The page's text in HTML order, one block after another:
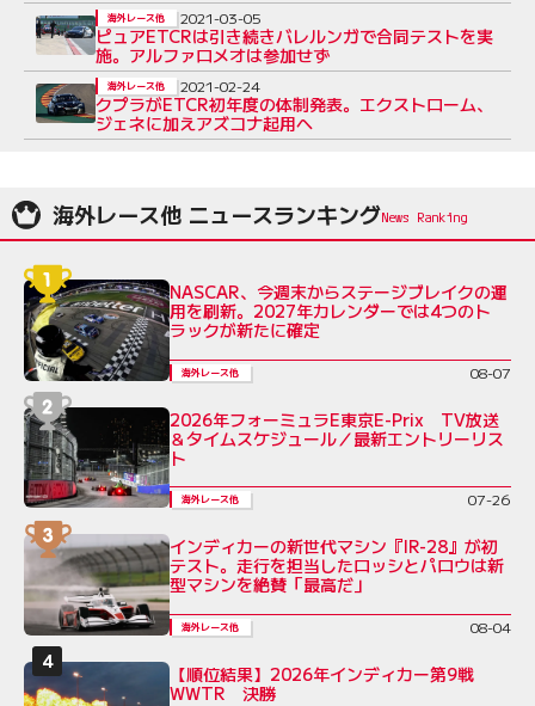
ピュアETCRは引き続きバレルンガで合同テストを実
施。アルファロメオは参加せず
海外レース他 2021-03-05
クプラがETCR初年度の体制発表。エクストローム、
ジェネに加えアズコナ起用へ
海外レース他 2021-02-24
海外レース他 ニュースランキング
NASCAR、今週末からステージブレイクの運
用を刷新。2027年カレンダーでは4つのト
ラックが新たに確定
海外レース他 08-07
2026年フォーミュラE東京E-Prix TV放送
＆タイムスケジュール／最新エントリーリス
ト
海外レース他 07-26
インディカーの新世代マシン『IR-28』が初
テスト。走行を担当したロッシとパロウは新
型マシンを絶賛「最高だ」
海外レース他 08-04
【順位結果】2026年インディカー第9戦
WWTR 決勝